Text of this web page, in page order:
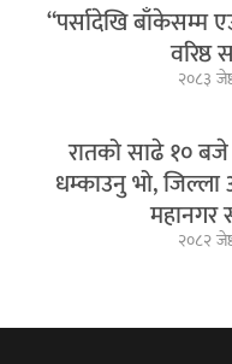
“पर्सादेखि बाँकेसम्म
२०८३
रातको साढे १०
धम्काउनु भो, जिल्ला
महानगर
२०८२